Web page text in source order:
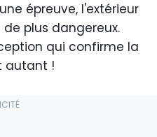
épreuve, l'extérieur
plus dangereux.
qui confirme la
autant !